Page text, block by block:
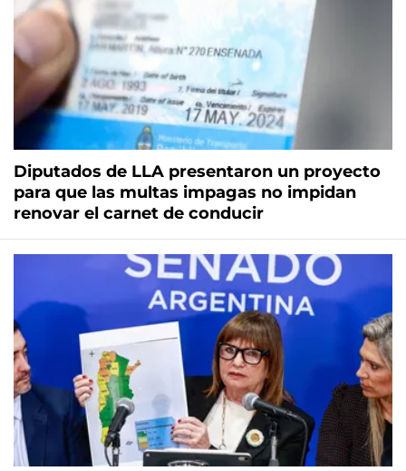
Diputados de LLA presentaron un proyecto
para que las multas impagas no impidan
renovar el carnet de conducir